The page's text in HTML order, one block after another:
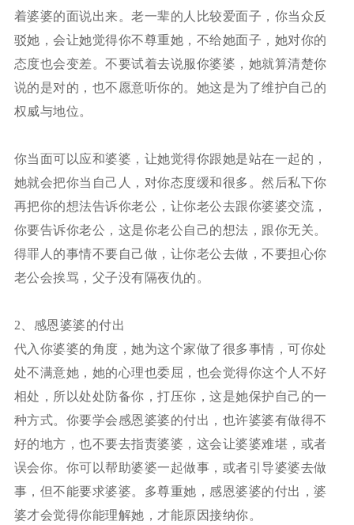
着婆婆的面说出来。老一辈的人比较爱面子，你当众反
驳她，会让她觉得你不尊重她，不给她面子，她对你的
态度也会变差。不要试着去说服你婆婆，她就算清楚你
说的是对的，也不愿意听你的。她这是为了维护自己的
权威与地位。
你当面可以应和婆婆，让她觉得你跟她是站在一起的，
她就会把你当自己人，对你态度缓和很多。然后私下你
再把你的想法告诉你老公，让你老公去跟你婆婆交流，
你要告诉你老公，这是你老公自己的想法，跟你无关。
得罪人的事情不要自己做，让你老公去做，不要担心你
老公会挨骂，父子没有隔夜仇的。
2、感恩婆婆的付出
代入你婆婆的角度，她为这个家做了很多事情，可你处
处不满意她，她的心理也委屈，也会觉得你这个人不好
相处，所以处处防备你，打压你，这是她保护自己的一
种方式。你要学会感恩婆婆的付出，也许婆婆有做得不
好的地方，也不要去指责婆婆，这会让婆婆难堪，或者
误会你。你可以帮助婆婆一起做事，或者引导婆婆去做
事，但不能要求婆婆。多尊重她，感恩婆婆的付出，婆
婆才会觉得你能理解她，才能原因接纳你。